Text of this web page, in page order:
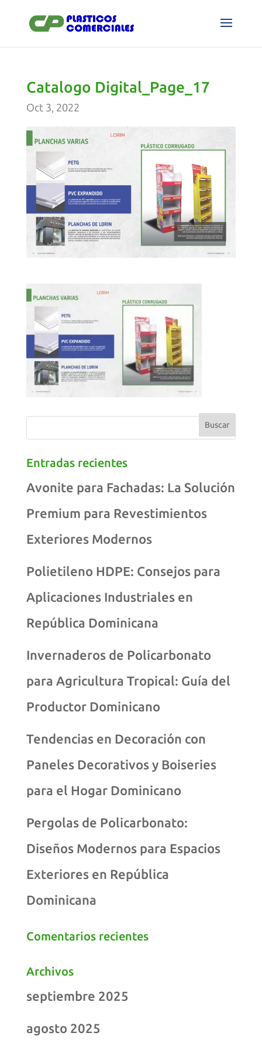
Catalogo Digital_Page_17
Oct 3, 2022
Entradas recientes
Avonite para Fachadas: La Solución
Premium para Revestimientos
Exteriores Modernos
Polietileno HDPE: Consejos para
Aplicaciones Industriales en
República Dominicana
Invernaderos de Policarbonato
para Agricultura Tropical: Guía del
Productor Dominicano
Tendencias en Decoración con
Paneles Decorativos y Boiseries
para el Hogar Dominicano
Pergolas de Policarbonato:
Diseños Modernos para Espacios
Exteriores en República
Dominicana
Comentarios recientes
Archivos
septiembre 2025
agosto 2025